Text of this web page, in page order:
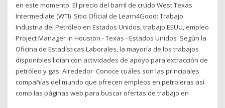
en este momento. El precio del barril de crudo West Texas
Intermediate (WTI) Sitio Oficial de Learn4Good: Trabajo
Industria del Petróleo en Estados Unidos, trabajo EEUU, empleo
Project Manager in Houston - Texas - Estados Unidos Según la
Oficina de Estadísticas Laborales, la mayoría de los trabajos
disponibles lidian con actividades de apoyo para extracción de
petróleo y gas. Alrededor Conoce cuáles son las principales
compañías del mundo que ofrecen empleos en petroleras así
como las páginas web para buscar ofertas de trabajo en